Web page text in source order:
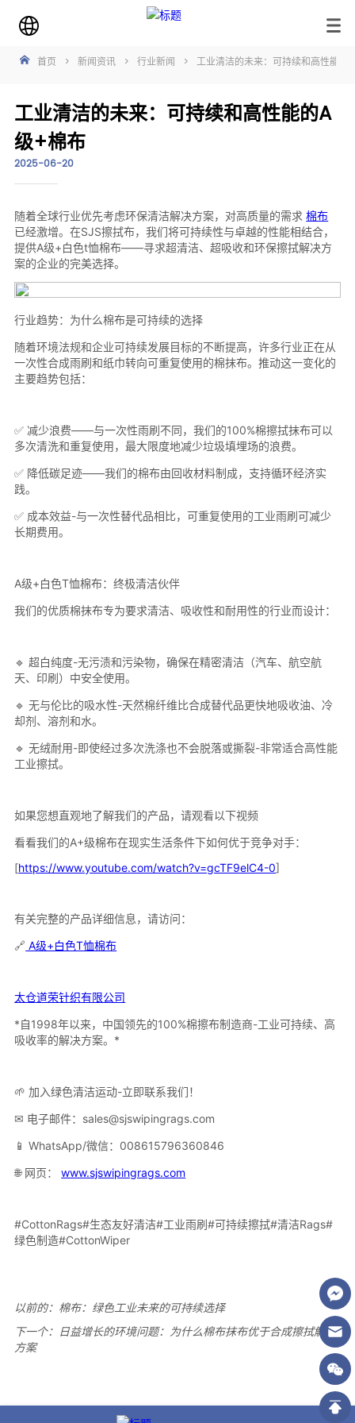
首页 > 新闻资讯 > 行业新闻 > 工业清洁的未来：可持续和高性能的
工业清洁的未来：可持续和高性能的A
级+棉布
2025-06-20
以前的： 棉布：绿色工业未来的可持续选择
下一个： 日益增长的环境问题：为什么棉布抹布优于合成擦拭解决
方案